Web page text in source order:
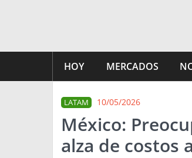
HOY MERCADOS
LATAM 10/05/2026
México:
alza de costos